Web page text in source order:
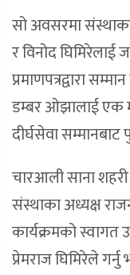
सो अवसरमा
र विनोद
प्रमाणपत्रद्वारा
डम्बर ओझालाई एक
दीर्घसेवा
चारआली साना
संस्थाका अध्यक्ष
कार्यक्रमको स्वागत
प्रेमराज घिमिरेले गर्नु